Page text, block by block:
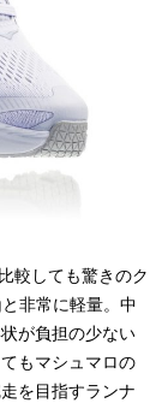
較しても驚きのク
非常に軽量。中
が負担の少ない
もマシュマロの
を目指すランナ